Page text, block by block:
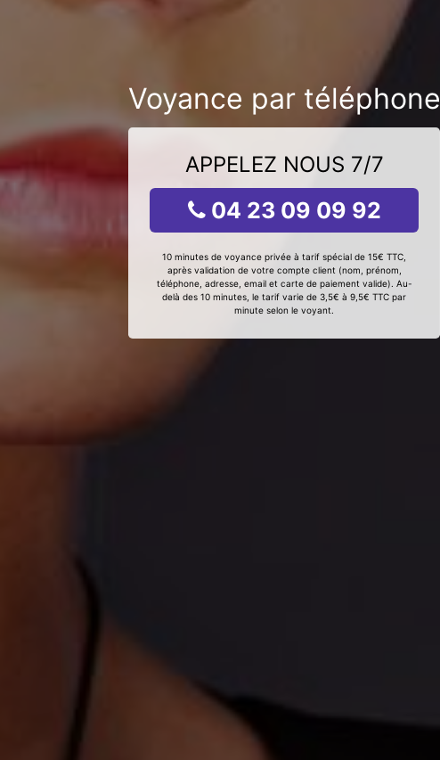
Voyance par téléphone
APPELEZ NOUS 7/7
04 23 09 09 92
10 minutes de voyance privée à tarif spécial de 15€ TTC,
après validation de votre compte client (nom, prénom,
téléphone, adresse, email et carte de paiement valide). Au-
delà des 10 minutes, le tarif varie de 3,5€ à 9,5€ TTC par
minute selon le voyant.